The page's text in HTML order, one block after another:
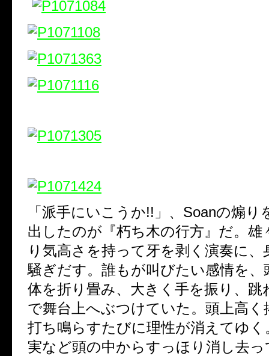
「派手にいこうか!!」、Soanの煽り
出したのが『朽ち木の行方』だ。雄
り気高さを持って牙を剥く演奏に、
騒ぎだす。誰もが叫びたい感情を、
体を折り畳み、大きく手を振り、跳
で舞台上へぶつけていた。頭上高く
打ち鳴らすたびに理性が消えてゆ
実など頭の中からすっほり消し去